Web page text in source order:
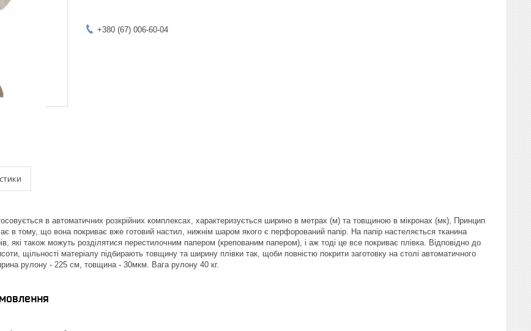
+380 (67) 006-60-04
в автоматичних розкрійних комплексах, характеризується ширино в метрах (м) та товщиною в мікронах (мк), Принцип
в тому, що вона покриває вже готовий настил, нижнім шаром якого є перфорований папір. На папір настеляється тканина
які також можуть розділятися перестилочним папером (крепованим папером), і аж тоді це все покриває плівка. Відповідно до
щільності матеріалу підбирають товщину та ширину плівки так, щоби повністю покрити заготовку на столі автоматичного
рулону - 225 см, товщина - 30мкм. Вага рулону 40 кг.